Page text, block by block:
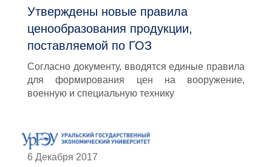
Утверждены новые правила
ценообразования продукции,
поставляемой по ГОЗ
Согласно документу, вводятся единые правила
для формирования цен на вооружение,
военную и специальную технику
6 Декабря 2017